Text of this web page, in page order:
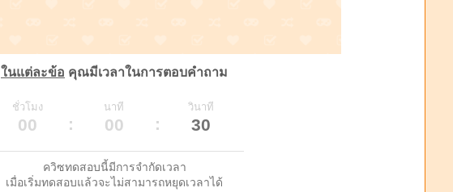
ในแต่ละข้อ คุณมีเวลาในการตอบคำถาม
ชั่วโมง นาที วินาที
00 00 30
ควิซทดสอบนี้มีการจำกัดเวลา
เมื่อเริ่มทดสอบแล้วจะไม่สามารถหยุดเวลาได้